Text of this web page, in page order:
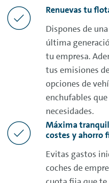
Renuevas tu
Dispones de
última
tu empresa.
tus emisiones
opciones de
enchufables
necesidades.
Máxima
costes y ahorro
Evitas gastos
coches de